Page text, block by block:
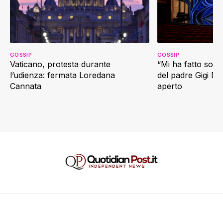
Vaticano, protesta durante
l’udienza: fermata Loredana
Cannata
GOSSIP
“Mi ha fatto
del padre Gigi
aperto
GOSSIP